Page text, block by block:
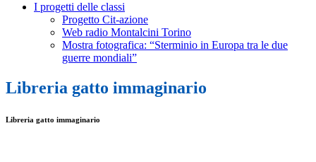
I progetti delle classi
Progetto Cit-azione
Web radio Montalcini Torino
Mostra fotografica: “Sterminio in Europa tra le due
guerre mondiali”
Libreria gatto immaginario
Libreria gatto immaginario